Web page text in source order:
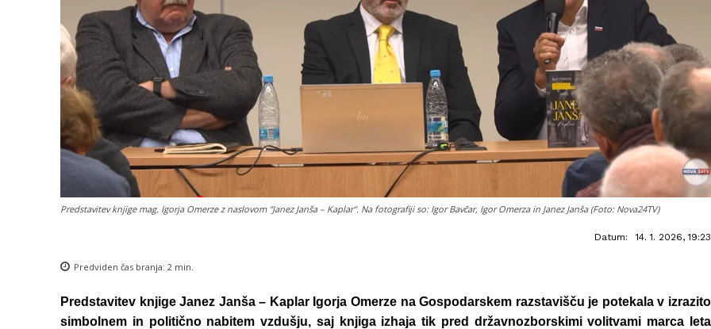
Predstavitev knjige mag. Igorja Omerze z naslovom "Janez Janša – Kaplar". Na fotografiji so: Igor Bavčar, Igor Omerza in Janez Janša (Foto: Nova24TV)
Datum: 14. 1. 2026, 19:23
Predviden čas branja: 2 min.
Predstavitev knjige Janez Janša – Kaplar Igorja Omerze na Gospodarskem razstavišču je potekala v izrazito
simbolnem in politično nabitem vzdušju, saj knjiga izhaja tik pred državnozborskimi volitvami marca leta